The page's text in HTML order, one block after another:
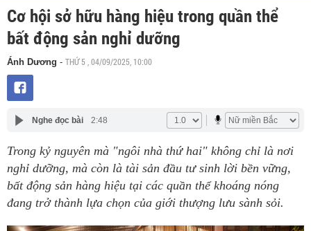
Cơ hội sở hữu hàng hiệu trong quần thể
bất động sản nghỉ dưỡng
Ánh Dương - THỨ 5 , 04/09/2025, 10:00
Nghe đọc bài 2:48
Trong kỷ nguyên mà "ngôi nhà thứ hai" không chỉ là nơi
nghỉ dưỡng, mà còn là tài sản đầu tư sinh lời bền vững,
bất động sản hàng hiệu tại các quần thể khoáng nóng
đang trở thành lựa chọn của giới thượng lưu sành sỏi.